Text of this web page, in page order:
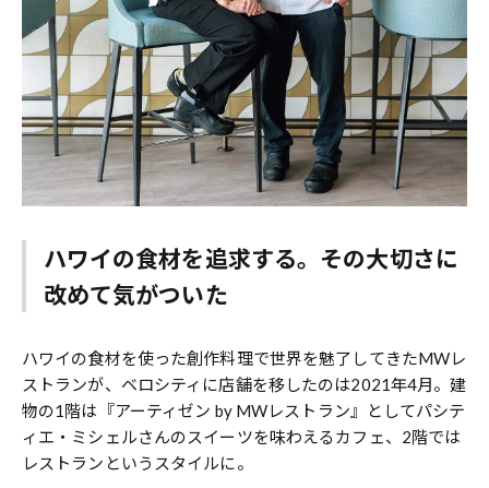
ハワイの食材を追求する。その大切さに
改めて気がついた
ハワイの食材を使った創作料理で世界を魅了してきたMWレ
ストランが、ベロシティに店舗を移したのは2021年4月。建
物の1階は『アーティゼン by MWレストラン』としてパシテ
ィエ・ミシェルさんのスイーツを味わえるカフェ、2階では
レストランというスタイルに。